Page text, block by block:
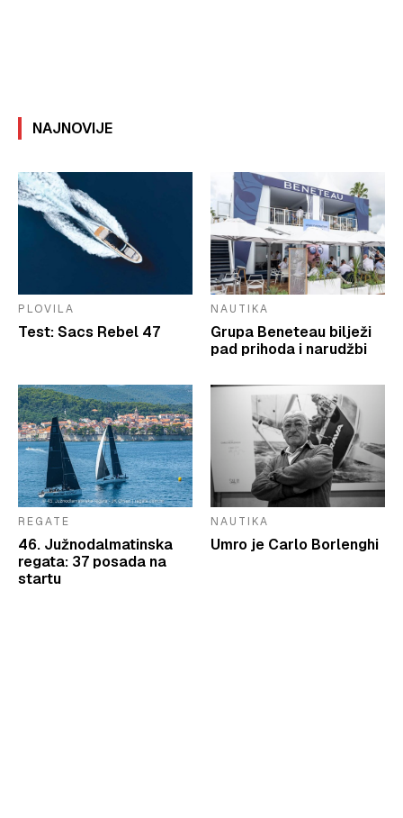
NAJNOVIJE
PLOVILA
Test: Sacs Rebel 47
NAUTIKA
Grupa Beneteau bilježi
pad prihoda i narudžbi
REGATE
46. Južnodalmatinska
regata: 37 posada na
startu
NAUTIKA
Umro je Carlo Borlenghi